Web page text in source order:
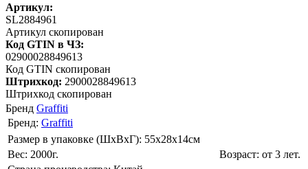
Артикул:
SL2884961
Артикул скопирован
Код GTIN в ЧЗ:
02900028849613
Код GTIN скопирован
Штрихкод: 2900028849613
Штрихкод скопирован
Бренд Graffiti
Бренд: Graffiti
Размер в упаковке (ШхВxГ): 55х28х14cм
Вес: 2000г.
Возраст: от 3 лет.